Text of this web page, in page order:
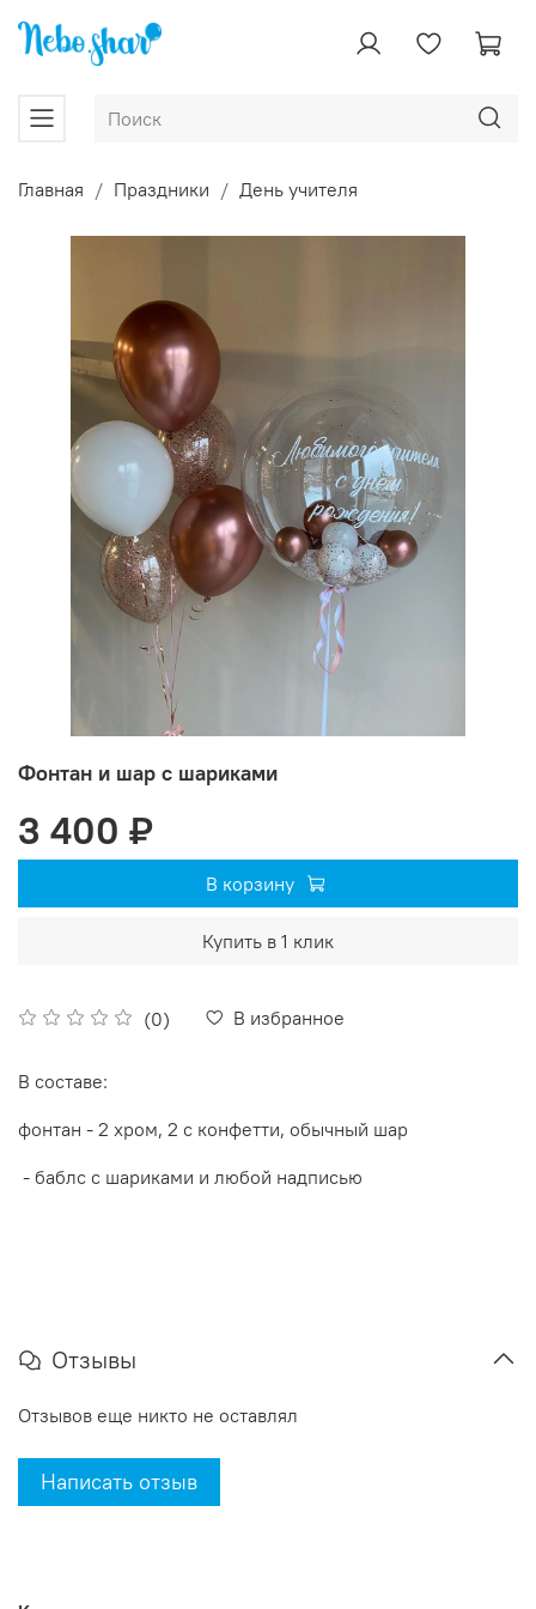
Главная Праздники День учителя
Фонтан и шар с шариками
(0) В избранное
3 400 ₽
В корзину
Купить в 1 клик
В составе:
фонтан - 2 хром, 2 с конфетти, обычный шар
- баблс с шариками и любой надписью
Отзывы
Отзывов еще никто не оставлял
Написать отзыв